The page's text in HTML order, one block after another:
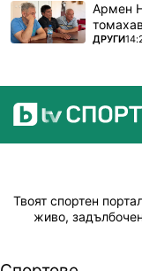
Армен
ПОВЕЧЕ
ДРУГИ
Твоят спортен
живо,